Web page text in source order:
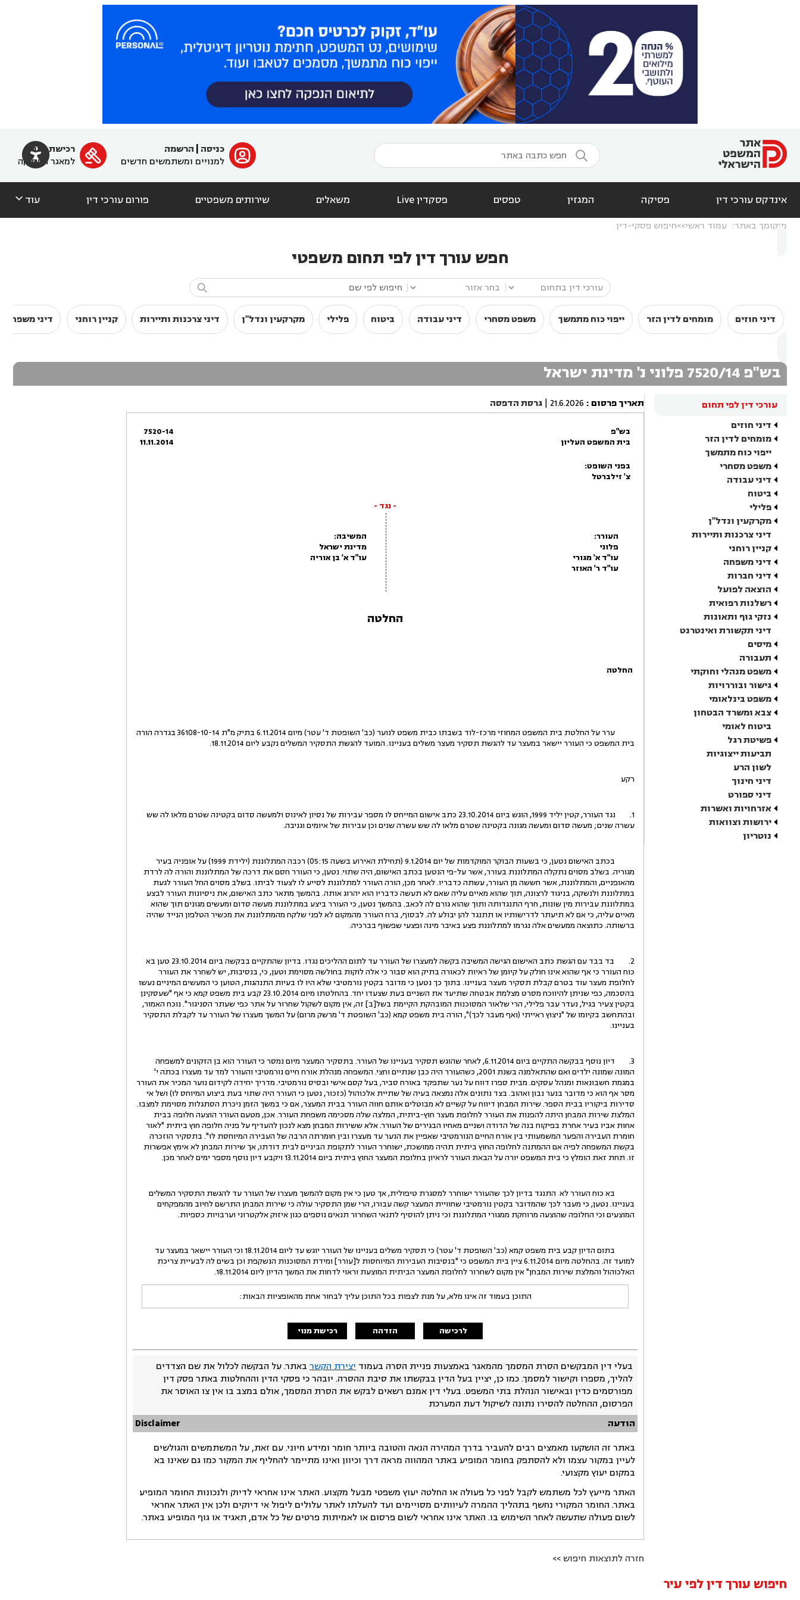
  ﱐ כניסה
הרשמה
למנויים ומשתמשים חדשים

רכישת מנוי
למאגר הפסיקה
אינדקס עורכי דין פסיקה המגזין טפסים פסקדין Live משאלים שירותים משפטיים פורום עורכי דין עוד 
מיקומך באתר: עמוד ראשי חיפוש פסקי-דין
חפש עורך דין לפי תחום משפטי

דיני חוזים מומחים לדין הזר ייפוי כוח מתמשך משפט מסחרי דיני עבודה ביטוח פלילי מקרקעין ונדל"ן דיני צרכנות ותיירות קניין רוחני דיני משפחה
בש"פ 7520/14 פלוני נ' מדינת ישראל
עורכי דין לפי תחום
דיני חוזים
מומחים לדין הזר
ייפוי כוח מתמשך
משפט מסחרי
דיני עבודה
ביטוח
פלילי
מקרקעין ונדל"ן
דיני צרכנות ותיירות
קניין רוחני
דיני משפחה
דיני חברות
הוצאה לפועל
רשלנות רפואית
נזקי גוף ותאונות
דיני תקשורת ואינטרנט
מיסים
תעבורה
משפט מנהלי וחוקתי
גישור ובוררויות
משפט בינלאומי
צבא ומשרד הבטחון
ביטוח לאומי
פשיטת רגל
תביעות ייצוגיות
לשון הרע
דיני חינוך
דיני ספורט
אזרחויות ואשרות
ירושות וצוואות
נוטריון
תאריך פרסום :
21.6.2026
| גרסת הדפסה
בש"פ
בית המשפט העליון
7520-14
11.11.2014
בפני השופט:
צ' זילברטל
- נגד -
העורר:
פלוני
עו"ד א' מגורי
עו"ד ר' האוזר
המשיבה:
מדינת ישראל
עו"ד א' בן אוריה
החלטה
החלטה
ערר על החלטת בית המשפט המחוזי מרכז-לוד בשבתו כבית משפט לנוער (כב' השופטת ד' עטר) מיום 6.11.2014 בתיק מ"ת 36108-10-14 בגדרה הורה
בית המשפט כי העורר יישאר במעצר עד להגשת תסקיר מעצר משלים בעניינו. המועד להגשת התסקיר המשלים נקבע ליום 18.11.2014.
רקע
1. נגד העורר, קטין יליד 1999, הוגש ביום 23.10.2014 כתב אישום המייחס לו מספר עבירות של נסיון לאינוס ולמעשה סדום בקטינה שטרם מלאו לה שש
עשרה שנים; מעשה סדום ומעשה מגונה בקטינה שטרם מלאו לה שש עשרה שנים וכן עבירות של איומים וגניבה.
בכתב האישום נטען, כי בשעות הבוקר המוקדמות של יום 9.1.2014 (תחילת האירוע בשעה 05:15) רכבה המתלוננת (ילידת 1999) על אופניה בעיר
מגוריה. בשלב מסוים נתקלה המתלוננת בעורר, אשר על-פי הנטען בכתב האישום, היה שתוי. נטען, כי העורר חסם את דרכה של המתלוננת והורה לה לרדת
מהאופניים, והמתלוננת, אשר חששה מן העורר, עשתה כדבריו. לאחר מכן, הורה העורר למתלוננת לסייע לו לצעוד לביתו. בשלב מסוים החל העורר לגעת
במתלוננת ולנשקה, בניגוד לרצונה, תוך שהוא מאיים עליה שאם לא תעשה כדבריו הוא יהרוג אותה. בהמשך מתאר כתב האישום, את ניסיונות העורר לבצע
במתלוננת עבירות מין שונות, חרף התנגדותה ותוך שהוא גורם לה לכאב. בהמשך נטען, כי העורר ביצע במתלוננת מעשה סדום ומעשים מגונים תוך שהוא
מאיים עליה, כי אם לא תיעתר לדרישותיו או תתנגד להן יבולע לה. לבסוף, ברח העורר מהמקום לא לפני שלקח מהמתלוננת את מכשיר הטלפון הנייד שהיה
ברשותה. כתוצאה ממעשים אלה נגרמו למתלוננת פצע באיבר מינה ופצעי שפשוף בברכיה.
2. בד בבד עם הגשת כתב האישום הגישה המשיבה בקשה למעצרו של העורר עד לתום ההליכים נגדו. בדיון שהתקיים בבקשה ביום 23.10.2014 טען בא
כוח העורר כי אף שהוא אינו חולק על קיומן של ראיות לכאורה בתיק הוא סבור כי אלה לוקות בחולשה מסוימת וטען, כי, בנסיבות, יש לשחרר את העורר
לחלופת מעצר עוד בטרם קבלת תסקיר מעצר בעניינו. בתוך כך נטען כי מדובר בקטין נורמטיבי שלא היו לו בעיות התנהגות, הטוען כי המעשים המיניים נעשו
בהסכמה, כפי שניתן להיווכח מסרט מצלמת אבטחה שתיעד את השניים בעת שצעדו יחד. בהחלטתו מיום 23.10.2014 קבע בית משפט קמא כי אף "שעסקינן
בקטין צעיר בגיל, נעדר עבר פלילי, הרי שלאור המסוכנות המובהקת הקיימת בשל[ב] זה, אין מקום לשקול שחרור על אתר כפי שעתר הסניגור". נוכח האמור,
ובהתחשב בקיומו של "ניצוץ ראייתי (ואף מעבר לכך)", הורה בית משפט קמא (כב' השופטת ד' מרשק מרום) על המשך מעצרו של העורר עד לקבלת התסקיר
בעניינו.
3. דיון נוסף בבקשה התקיים ביום 6.11.2014, לאחר שהוגש תסקיר בעניינו של העורר. בתסקיר המעצר מיום נמסר כי העורר הוא בן הזקונים למשפחה
המונה שמונה ילדים ואם שהתאלמנה בשנת 2001, כשהעורר היה כבן שנתיים וחצי. המשפחה מנהלת אורח חיים נורמטיבי והעורר למד עד מעצרו בכתה י'
במגמת חשבונאות ומנהל עסקים. מבית ספרו דווח על נער שתפקד באורח סביר, בעל קסם אישי ובסיס נורמטיבי. מדריך יחידה לקידום נוער המכיר את העורר
מסר אף הוא כי מדובר בנער נבון ואהוב. בצד נתונים אלה נמצאה בעיה של שתיית אלכוהול (כזכור, נטען כי העורר היה שתוי בעת ביצוע המיוחס לו) ושל אי
סדירות ביקוריו בבית הספר. שירות המבחן דיווח על קשיים לא מבוטלים אותם חווה העורר בבית המעצר, אם כי במשך הזמן ניכרת הסתגלות מסוימת למצבו.
המלצת שירות המבחן היתה להפנות את העורר לחלופת מעצר חוץ-ביתית, המלצה שלה מסכימה משפחת העורר. אכן, מטעם העורר הוצעה חלופה בבית
אחות אביו בעיר אחרת בפיקוח בנה של הדודה ושניים מאחיו הבגירים של העורר. אלא ששירות המבחן מצא לנכון להעדיף על פניה חלופה חוץ ביתית "לאור
חומרת העבירה והפער המשמעותי בין אורח החיים הנורמטיבי שאפיין את הנער עד מעצרו ובין חומרתה הרבה של העבירה המיוחסת לו". בתסקיר הוזכרה
בקשת המשפחה לפיה אם ההמתנה לחלופה החוץ ביתית תהיה ממושכת, ישוחרר העורר לתקופת הביניים לבית דודתו, אך שירות המבחן לא אימץ אפשרות
זו. תחת זאת הומלץ כי בית המשפט יורה על הבאת העורר לראיון בחלופת המעצר החוץ ביתית ביום 13.11.2014 ויקבע דיון נוסף מספר ימים לאחר מכן.
בא כוח העורר לא התנגד בדיון לכך שהעורר ישוחרר למסגרת טיפולית, אך טען כי אין מקום להמשך מעצרו של העורר עד להגשת התסקיר המשלים
בעניינו. נטען, כי מעבר לכך שהמדובר בקטין נורמטיבי שחוויית המעצר קשה עבורו, הרי שמן התסקיר עולה כי שירות המבחן התרשם לחיוב מהמפקחים
המוצעים וכי החלופה שהוצעה מרוחקת ממגורי המתלוננת וכי ניתן להוסיף לתנאי השחרור תנאים נוספים כגון איזוק אלקטרוני וערבויות כספיות.
בתום הדיון קבע בית משפט קמא (כב' השופטת ד' עטר) כי תסקיר משלים בעניינו של העורר יוגש עד ליום 18.11.2014 וכי העורר יישאר במעצר עד
למועד זה. בהחלטה מיום 6.11.2014 ציין בית המשפט כי "בנסיבות העבירות המיוחסות ל[עורר] ומידת המסוכנות הנשקפת וכן בשים לה לבעיית צריכת
האלכוהול והמלצת שירות המבחן" אין מקום לשחרור לחלופת המעצר הביתית המוצעת וראוי לדחות את המשך הדיון ליום 18.11.2014.
התוכן בעמוד זה אינו מלא, על מנת לצפות בכל התוכן עליך לבחור אחת מהאופציות הבאות:
לרכישה הזדהה רכישת מנוי
בעלי דין המבקשים הסרת המסמך מהמאגר באמצעות פניית הסרה בעמוד יצירת הקשר באתר. על הבקשה לכלול את שם הצדדים
להליך, מספרו וקישור למסמך. כמו כן, יציין בעל הדין בבקשתו את סיבת ההסרה. יובהר כי פסקי הדין וההחלטות באתר פסק דין
מפורסמים כדין ובאישור הנהלת בתי המשפט. בעלי דין אמנם רשאים לבקש את הסרת המסמך, אולם במצב בו אין צו האוסר את
הפרסום, ההחלטה להסירו נתונה לשיקול דעת המערכת
הודעה
Disclaimer
באתר זה הושקעו מאמצים רבים להעביר בדרך המהירה הנאה והטובה ביותר חומר ומידע חיוני. עם זאת, על המשתמשים והגולשים
לעיין במקור עצמו ולא להסתפק בחומר המופיע באתר המהווה מראה דרך וכיוון ואינו מתיימר להחליף את המקור כמו גם שאינו בא
במקום יעוץ מקצועי.
האתר מייעץ לכל משתמש לקבל לפני כל פעולה או החלטה יעוץ משפטי מבעל מקצוע. האתר אינו אחראי לדיוק ולנכונות החומר המופיע
באתר. החומר המקורי נחשף בתהליך ההמרה לעיוותים מסויימים ועד להעלתו לאתר עלולים ליפול אי דיוקים ולכן אין האתר אחראי
לשום פעולה שתעשה לאחר השימוש בו. האתר אינו אחראי לשום פרסום או לאמיתות פרטים של כל אדם, תאגיד או גוף המופיע באתר.
חזרה לתוצאות חיפוש >>
חיפוש עורך דין לפי עיר